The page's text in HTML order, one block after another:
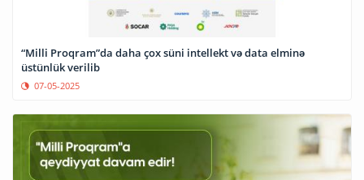
“Milli Proqram”da daha çox süni intellekt və data elminə
üstünlük verilib
07-05-2025